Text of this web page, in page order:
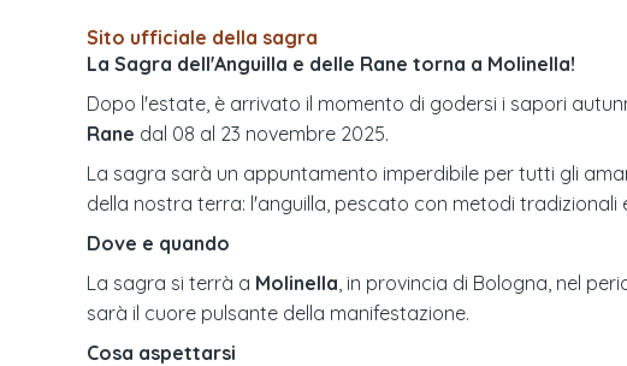
Sito ufficiale della sagra
La Sagra dell'Anguilla e delle Rane torna a Molinella!
Dopo l'estate, è arrivato il momento di godersi i sapori
Rane dal 08 al 23 novembre 2025.
La sagra sarà un appuntamento imperdibile per tutti gli
della nostra terra: l'anguilla, pescato con metodi
Dove e quando
La sagra si terrà a Molinella , in provincia di Bologna, nel
sarà il cuore pulsante della manifestazione.
Cosa aspettarsi